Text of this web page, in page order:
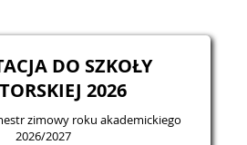
DO SZKOŁY
2026
zimowy roku akademickiego
2026/2027